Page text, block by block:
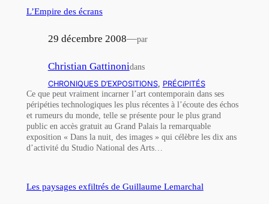
L’Empire des écrans
29 décembre 2008—par
Christian Gattinonidans
CHRONIQUES D’EXPOSITIONS, PRÉCIPITÉS
Ce que peut vraiment incarner l’art contemporain dans ses
péripéties technologiques les plus récentes à l’écoute des échos
et rumeurs du monde, telle se présente pour le plus grand
public en accès gratuit au Grand Palais la remarquable
exposition « Dans la nuit, des images » qui célèbre les dix ans
d’activité du Studio National des Arts…
Les paysages exfiltrés de Guillaume Lemarchal